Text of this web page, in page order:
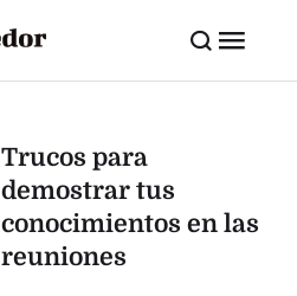
Trucos para
demostrar tus
conocimientos en las
reuniones